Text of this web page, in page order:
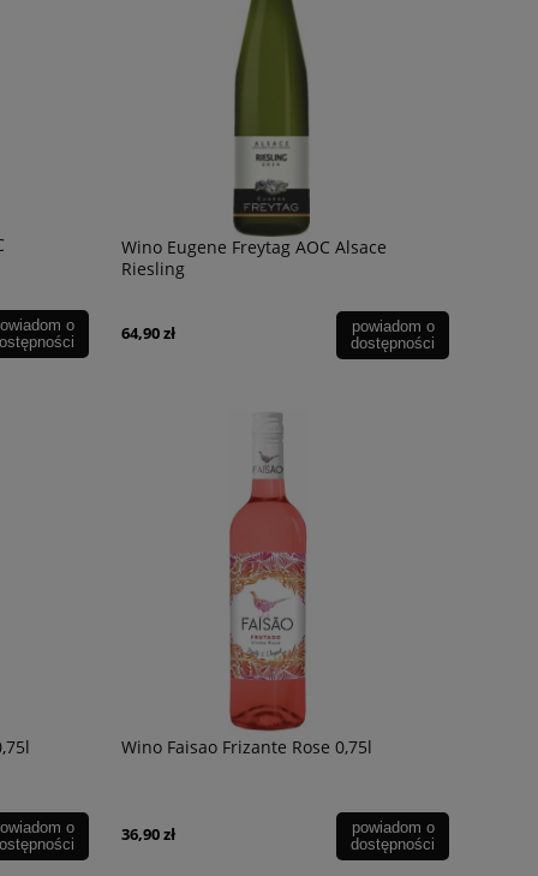
o
Wino Eugene Freytag AOC Alsace
Riesling
64,90 zł
powiadom o
dostępności
o
Wino Faisao Frizante Rose 0,75l
36,90 zł
powiadom o
dostępności